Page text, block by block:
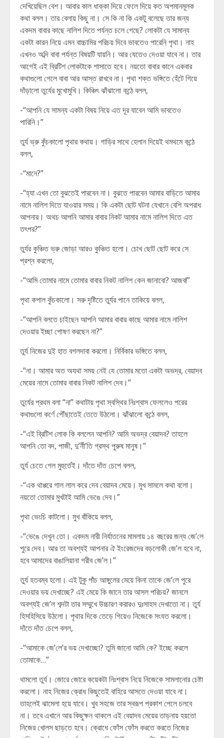
দেখিয়েছিল বেশ। আবার কাল ধাক্কা দিয়ে ফেলে দিয়ে কত অপমানমূলক
কথা বলল। তার বেলায় কিছু না। সে কি না কি একটু বলেছে তার জন্য
একদম বাবার কাছে নালিশ দিতে পর্যন্ত চলে গেছে? লোকটা যে সামান্য
একটা কারন নিয়ে এমন বাচ্চামির পরিচয় দিবে ভাবতেও পারেনি পৃথা। নাহ
এখনও অব্দি বাবা পর্যন্ত বিষয়টি যায়নি। আর যেতেও দেওয়া যাবে না। তার
আগেই এই ব্রিটিশ লোকটাকে শাসাতে হবে। নয়তো বাবার কানে একবার
কথাগুলো গেলে বাবা আর আস্ত রাখবে না। পৃথা শক্ত ভঙ্গিতে হেঁটে গিয়ে
দাঁড়ালো তুর্যের মুখোমুখি। কিঞ্চিৎ ঝাঁঝালো কন্ঠে বলল,
-“আপনি যে সামন্য একটা বিষয় নিয়ে এত দূর যাবেন আমি ভাবতেও
পারিনি।”
তুর্য ভ্রু কুঁচকালো পৃথার কথায়। গাড়ির সাথে হেলান দিয়েই থমথমে কন্ঠে
বলল,
-“মানে?”
-“হ্যা এখন তো বুঝতেই পারবেন না। বুঝতে পারবেন আমার বাড়িতে আমার
নামে নালিশ দিতে যাওয়ার সময়। কি একটা ছোট ঘটনা যেখানে বেশি অপরাধ
আপনার। অথচ আপনি আমার বাবার নিকট আমার নামে নালিশ দিতে এত
তৎপর?”
তুর্যর কুঞ্চিত ভ্রু জোড়া আরও কুঞ্চিত হলো। চোখ ছোট ছোট করে সে
প্রশ্ন করলো,
-“আমি তোমার নামে তোমার বাবার নিকট নালিশ কেন জানাবো? আজব!”
পৃথা কপাল কুঁচকালো। সরু দৃষ্টিতে তুর্যর পানে তাকিয়ে বলল,
-“আপনি বলতে চাইছেন আপনি আমার বাবার কাছে আমার নামে নালিশ
দেওয়ার ইচ্ছা পোষণ করছেন না?”
তুর্য নিজের দুই হাত বগলদাবা করলো। নির্বিকার ভঙ্গিতে বলল,
-“না। আমার অত অযথা সময় নেই যে তোমার মতো একটা অভদ্র, বেয়াদব
মেয়ের নামে তোমার বাবার নিকট নালিশ দেব।”
তুর্যের প্রথম বলা “না” কথাটায় পৃথা স্বস্থির নিঃশ্বাস ফেললেও পরের
কথাগুলো কর্ণে পৌঁছাতেই তেতে উঠলো। ঝাঁঝালো কন্ঠে বলল,
-“এই ব্রিটিশ লোক কি বললেন আপনি? আমি অভদ্র বেয়াদব? তাহলে
আপনি তো বদ, পাজী, দু’র্নী’তি গ্রস্থ পুরুষ মানুষ।”
তুর্য চেতে গেল মুহুর্তেই। দাঁতে দাঁত চেপে বলল,
-“এক থাপ্পরে গাল লাল করে দেব বেয়াদব মেয়ে। মুখ সামলে কথা বলো।
নয়তো তোমার মুখটাই আমি ভেঙে দেব।”
পৃথা ভেংচি কাটলো। মুখ বাঁকিয়ে বলল,
-“ভেঙে দেখুন তো। একদম নারী নির্যাতনের মামলায় ১৪ বছরের জন্য জে’লে
পুরে দেব। আর তা অবশ্যই আপনার ঐ ইংরেজদের বড়লোকী জে’ল হবে না,
হবে আমাদের বাঙালিয়ানা গরীব জে’ল।”
তুর্য হতবম্ব হলো। এই টুকু পাঁচ আঙ্গুলের মেয়ে কিনা তাকে জে’লে পুরে
দেওয়ার ভয় দেখাচ্ছে? এই মেয়ে কি জানে তার আসল পরিচয়? জানলে
অবশ্যই জে’ল শব্দটা তার সম্মুখে উচ্চারণ করারও দুঃসাহস দেখাতো না। তুর্য
হিসহিসিয়ে উঠলো। পৃথার দিকে তেড়ে গিয়েও নিজেকে সংযত করলো।
দাঁতে দাঁত চেপে বলল,
-“আমাকে জে’লে’র ভয় দেখাচ্ছো? তুমি জানো আমি কে? ইচ্ছে করলে
তোমাকে…”
থামলো তুর্য। জোরে জোরে কয়েকটা নিঃশ্বাস নিয়ে নিজেকে সামলানোর চেষ্টা
করলো। নাহ নিজের ক্রোধ কিছুতেই বাহিরে আসতে দেওয়া যাবে না।
তাহলেই ঝামেলা হয়ে যাবে। খুব সহজে তার স্বরূপ প্রকাশ পেলে চলবে
না। তবে এখানে আর কিছুক্ষন থাকলে এই বেয়াদব মেয়ের তাড়নায় হয়তো
নিজের খোলস ছাড়তে হবে। ক্রোধে ফোঁস ফোঁস করতে করতে নিজের